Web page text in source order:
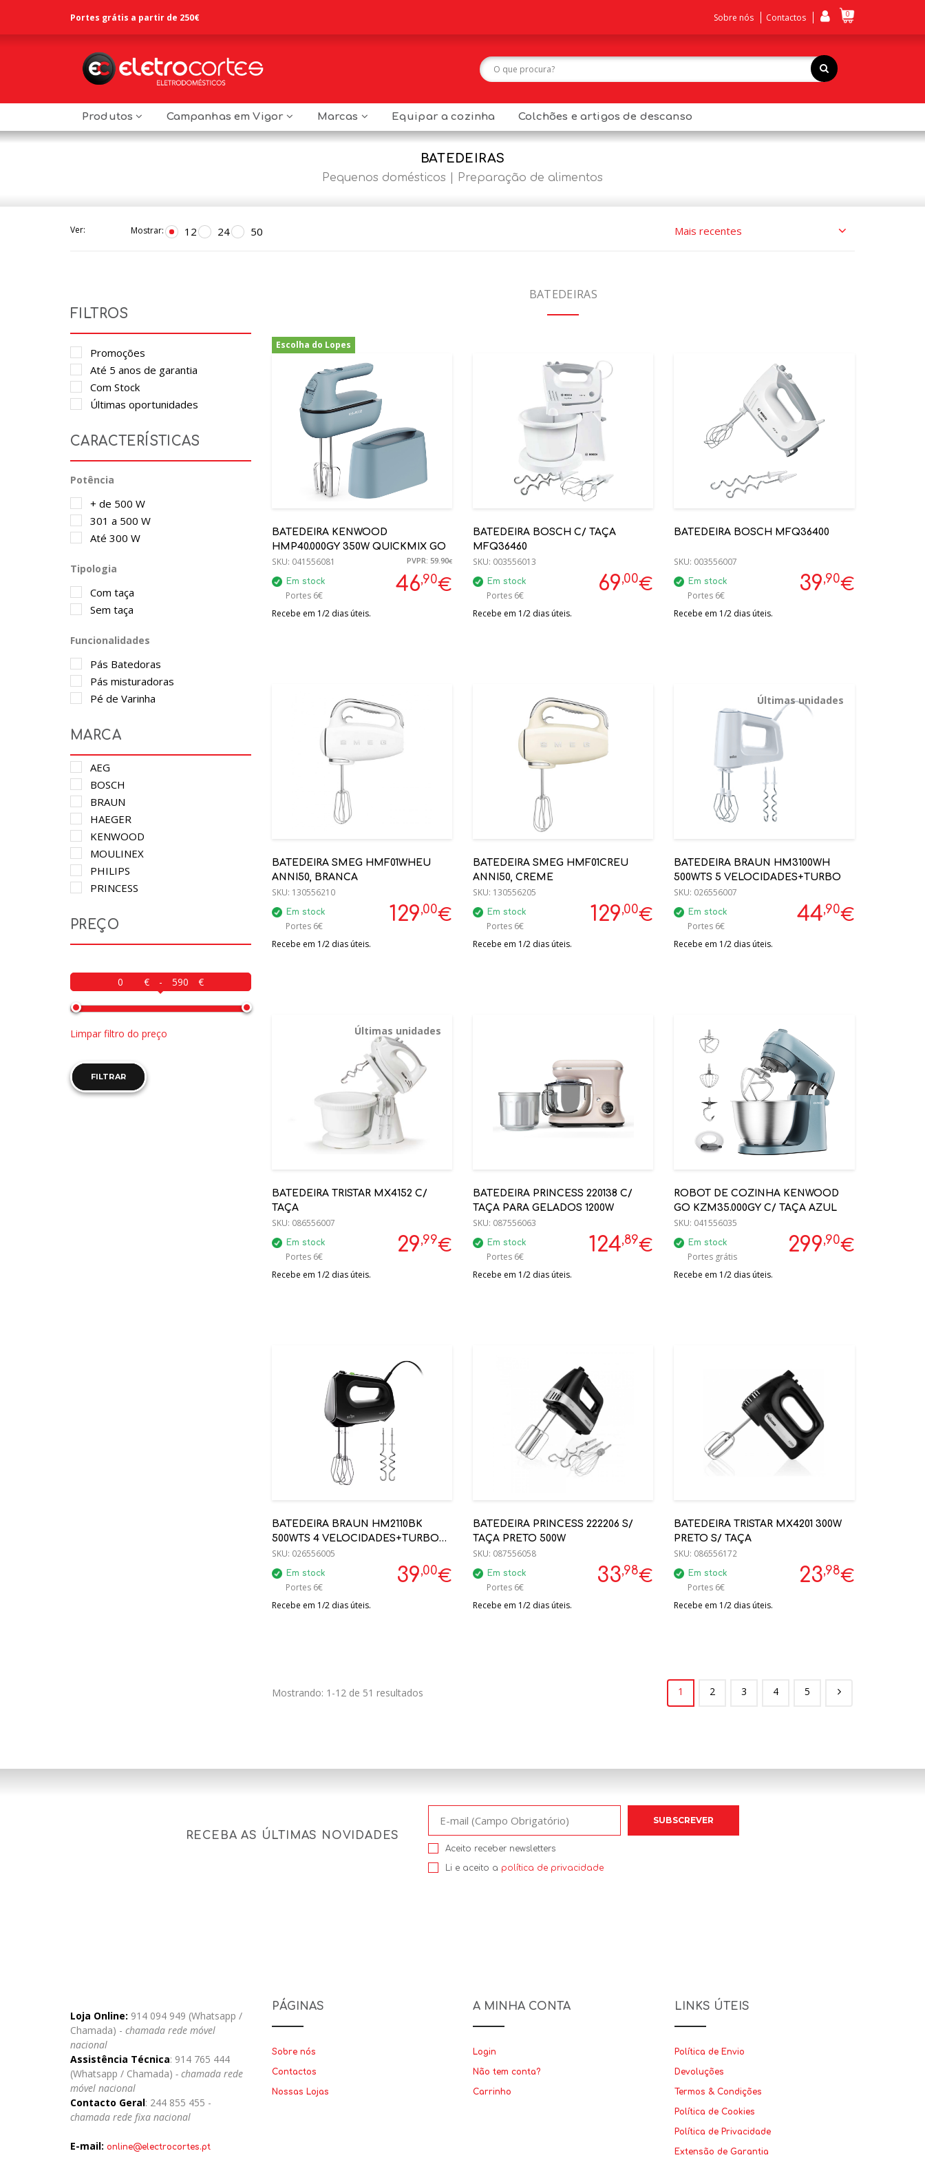
Portes grátis a partir de 250€ Sobre nós Contactos 0
Produtos Campanhas em Vigor Marcas Equipar a cozinha Colchões e artigos de descanso
BATEDEIRAS
Pequenos domésticos Preparação de alimentos
Ver: Mostrar: 12 24 50
FILTROS
Promoções
Até 5 anos de garantia
Com Stock
Últimas oportunidades
CARACTERÍSTICAS
Potência
+ de 500 W
301 a 500 W
Até 300 W
Tipologia
Com taça
Sem taça
Funcionalidades
Pás Batedoras
Pás misturadoras
Pé de Varinha
MARCA
AEG
BOSCH
BRAUN
HAEGER
KENWOOD
MOULINEX
PHILIPS
PRINCESS
TRISTAR
PREÇO
-
Limpar filtro do preço
FILTRAR
BATEDEIRAS
Escolha do Lopes
-22%
BATEDEIRA KENWOOD
HMP40.000GY 350W QUICKMIX GO
PVPR: 59.90€
46,90€
SKU: 041556081
Em stock
Portes 6€
Recebe em 1/2 dias úteis.
BATEDEIRA BOSCH C/ TAÇA
MFQ36460
69,00€
SKU: 003556013
Em stock
Portes 6€
Recebe em 1/2 dias úteis.
BATEDEIRA BOSCH MFQ36400
39,90€
SKU: 003556007
Em stock
Portes 6€
Recebe em 1/2 dias úteis.
BATEDEIRA SMEG HMF01WHEU
ANNI50, BRANCA
129,00€
SKU: 130556210
Em stock
Portes 6€
Recebe em 1/2 dias úteis.
BATEDEIRA SMEG HMF01CREU
ANNI50, CREME
129,00€
SKU: 130556205
Em stock
Portes 6€
Recebe em 1/2 dias úteis.
Últimas unidades
BATEDEIRA BRAUN HM3100WH
500WTS 5 VELOCIDADES+TURBO
44,90€
SKU: 026556007
Em stock
Portes 6€
Recebe em 1/2 dias úteis.
Últimas unidades
BATEDEIRA TRISTAR MX4152 C/
TAÇA
29,99€
SKU: 086556007
Em stock
Portes 6€
Recebe em 1/2 dias úteis.
BATEDEIRA PRINCESS 220138 C/
TAÇA PARA GELADOS 1200W
124,89€
SKU: 087556063
Em stock
Portes 6€
Recebe em 1/2 dias úteis.
ROBOT DE COZINHA KENWOOD
GO KZM35.000GY C/ TAÇA AZUL
299,90€
SKU: 041556035
Em stock
Portes grátis
Recebe em 1/2 dias úteis.
BATEDEIRA BRAUN HM2110BK
500WTS 4 VELOCIDADES+TURBO
SILENCIOSO
39,00€
SKU: 026556005
Em stock
Portes 6€
Recebe em 1/2 dias úteis.
BATEDEIRA PRINCESS 222206 S/
TAÇA PRETO 500W
33,98€
SKU: 087556058
Em stock
Portes 6€
Recebe em 1/2 dias úteis.
BATEDEIRA TRISTAR MX4201 300W
PRETO S/ TAÇA
23,98€
SKU: 086556172
Em stock
Portes 6€
Recebe em 1/2 dias úteis.
Mostrando: 1-12 de 51 resultados 1 2 3 4 5
RECEBA AS ÚLTIMAS NOVIDADES
Aceito receber newsletters
Li e aceito a política de privacidade
Loja Online: 914 094 949 (Whatsapp /
Chamada) - chamada rede móvel
nacional
Assistência Técnica: 914 765 444
(Whatsapp / Chamada) - chamada rede
móvel nacional
Contacto Geral: 244 855 455 -
chamada rede fixa nacional
E-mail: online@electrocortes.pt
PÁGINAS
Sobre nós
Contactos
Nossas Lojas
A MINHA CONTA
Login
Não tem conta?
Carrinho
LINKS ÚTEIS
Política de Envio
Devoluções
Termos & Condições
Política de Cookies
Política de Privacidade
Extensão de Garantia